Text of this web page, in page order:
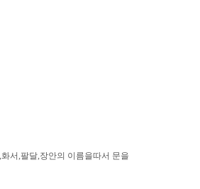
서,팔달,장안의 이름을따서 문을